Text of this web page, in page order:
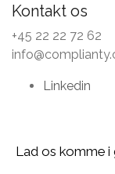
Kontakt os
+45 22 22 72 62
Linkedin
Lad os komme